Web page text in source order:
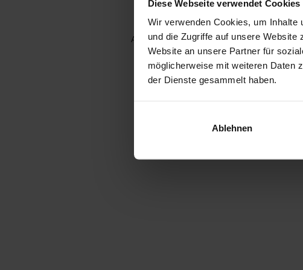
Diese Webseite verwendet Cookies
Wir verwenden Cookies, um Inhalte
und die Zugriffe auf unsere
Website an unsere Partner für
möglicherweise mit weiteren Daten
der Dienste gesammelt haben.
Ablehnen
Application error: a client-side exception